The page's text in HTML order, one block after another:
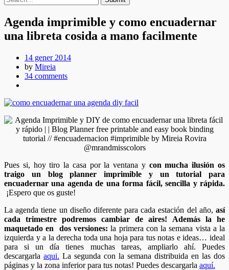
Agenda imprimible y como encuadernar
una libreta cosida a mano facilmente
14 gener 2014
by Mireia
34 comments
Pues si, hoy tiro la casa por la ventana y con mucha ilusión os
traigo un blog planner imprimible y un tutorial para
encuadernar una agenda de una forma fácil, sencilla y rápida.
¡Espero que os guste!
La agenda tiene un diseño diferente para cada estación del año, así
cada trimestre podremos cambiar de aires!
Además la he
maquetado en dos versiones: la primera con la semana vista a la
izquierda y a la derecha toda una hoja para tus notas e ideas… ideal
para si un día tienes muchas tareas, ampliarlo ahí. Puedes
descargarla aqui. La segunda con la semana distribuida en las dos
páginas y la zona inferior para tus notas! Puedes descargarla aquí.